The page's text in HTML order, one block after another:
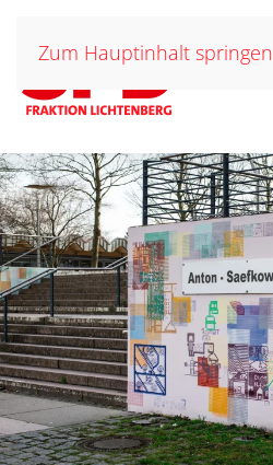
Zum Hauptinhalt springen